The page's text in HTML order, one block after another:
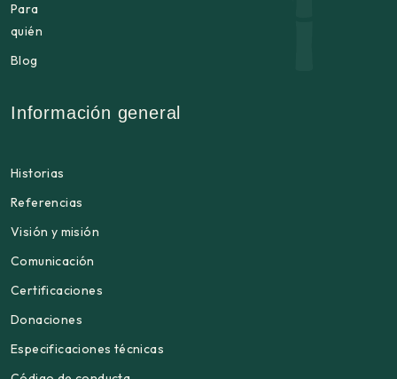
Para
quién
Blog
Información general
Historias
Referencias
Visión y misión
Comunicación
Certificaciones
Donaciones
Especificaciones técnicas